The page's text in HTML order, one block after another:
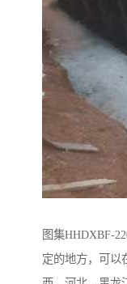
图集HHDXBF-
定的地方，可以